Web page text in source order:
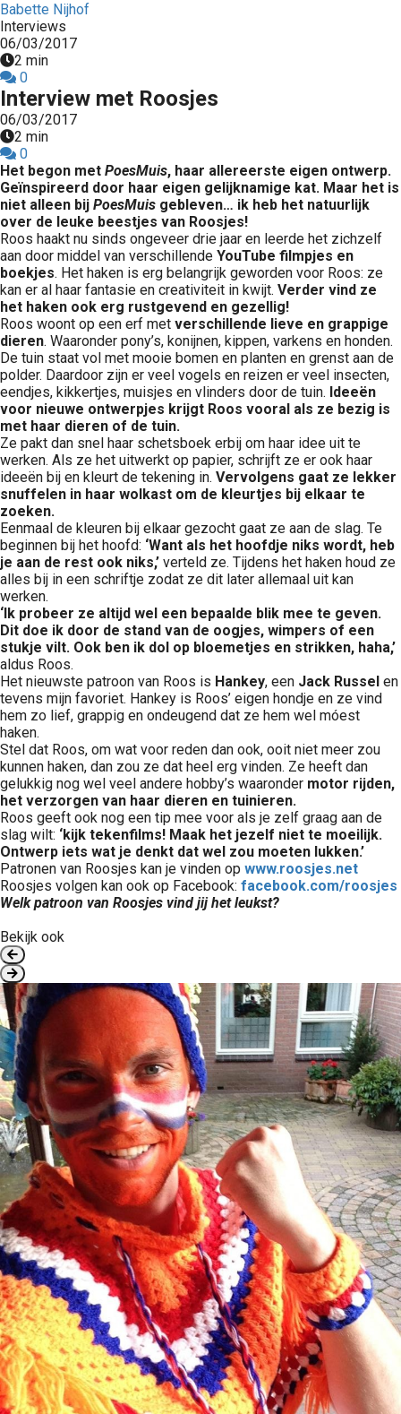
Babette Nijhof
Interviews
06/03/2017
2 min
0
Interview met Roosjes
06/03/2017
2 min
0
Het begon met PoesMuis, haar allereerste eigen ontwerp.
Geïnspireerd door haar eigen gelijknamige kat. Maar het is
niet alleen bij PoesMuis gebleven… ik heb het natuurlijk
over de leuke beestjes van Roosjes!
Roos haakt nu sinds ongeveer drie jaar en leerde het zichzelf
aan door middel van verschillende YouTube filmpjes en
boekjes. Het haken is erg belangrijk geworden voor Roos: ze
kan er al haar fantasie en creativiteit in kwijt. Verder vind ze
het haken ook erg rustgevend en gezellig!
Roos woont op een erf met verschillende lieve en grappige
dieren. Waaronder pony’s, konijnen, kippen, varkens en honden.
De tuin staat vol met mooie bomen en planten en grenst aan de
polder. Daardoor zijn er veel vogels en reizen er veel insecten,
eendjes, kikkertjes, muisjes en vlinders door de tuin. Ideeën
voor nieuwe ontwerpjes krijgt Roos vooral als ze bezig is
met haar dieren of de tuin.
Ze pakt dan snel haar schetsboek erbij om haar idee uit te
werken. Als ze het uitwerkt op papier, schrijft ze er ook haar
ideeën bij en kleurt de tekening in. Vervolgens gaat ze lekker
snuffelen in haar wolkast om de kleurtjes bij elkaar te
zoeken.
Eenmaal de kleuren bij elkaar gezocht gaat ze aan de slag. Te
beginnen bij het hoofd: ‘Want als het hoofdje niks wordt, heb
je aan de rest ook niks,’ verteld ze. Tijdens het haken houd ze
alles bij in een schriftje zodat ze dit later allemaal uit kan
werken.
‘Ik probeer ze altijd wel een bepaalde blik mee te geven.
Dit doe ik door de stand van de oogjes, wimpers of een
stukje vilt. Ook ben ik dol op bloemetjes en strikken, haha,’
aldus Roos.
Het nieuwste patroon van Roos is Hankey, een Jack Russel en
tevens mijn favoriet. Hankey is Roos’ eigen hondje en ze vind
hem zo lief, grappig en ondeugend dat ze hem wel móest
haken.
Stel dat Roos, om wat voor reden dan ook, ooit niet meer zou
kunnen haken, dan zou ze dat heel erg vinden. Ze heeft dan
gelukkig nog wel veel andere hobby’s waaronder motor rijden,
het verzorgen van haar dieren en tuinieren.
Roos geeft ook nog een tip mee voor als je zelf graag aan de
slag wilt: ‘kijk tekenfilms! Maak het jezelf niet te moeilijk.
Ontwerp iets wat je denkt dat wel zou moeten lukken.’
Patronen van Roosjes kan je vinden op www.roosjes.net
Roosjes volgen kan ook op Facebook: facebook.com/roosjes
Welk patroon van Roosjes vind jij het leukst?
Bekijk ook